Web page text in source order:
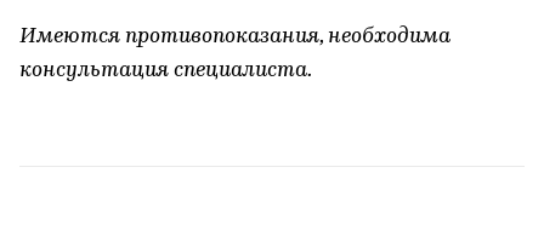
Имеются противопоказания, необходима
консультация специалиста.